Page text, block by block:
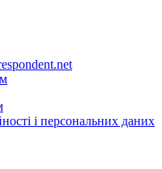
і персональних даних